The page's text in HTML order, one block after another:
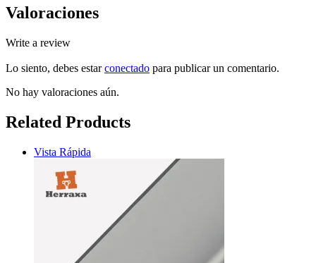
Valoraciones
Write a review
Lo siento, debes estarconectado para publicar un comentario.
No hay valoraciones aún.
Related Products
Vista Rápida